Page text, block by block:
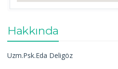
Hakkında
Uzm.Psk.Eda Deligöz